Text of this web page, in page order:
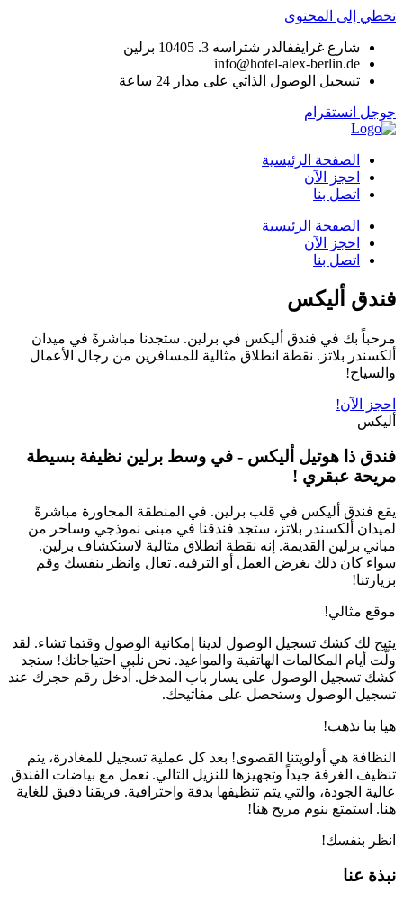
تخطي إلى المحتوى
شارع غرايففالدر شتراسه 3. 10405 برلين
info@hotel-alex-berlin.de
تسجيل الوصول الذاتي على مدار 24 ساعة
جوجل انستقرام
الصفحة الرئيسية
احجز الآن
اتصل بنا
الصفحة الرئيسية
احجز الآن
اتصل بنا
فندق أليكس
مرحباً بك في فندق أليكس في برلين. ستجدنا مباشرةً في ميدان
ألكسندر بلاتز. نقطة انطلاق مثالية للمسافرين من رجال الأعمال
والسياح!
احجز الآن!
أليكس
فندق ذا هوتيل أليكس - في وسط برلين نظيفة بسيطة
مريحة عبقري !
يقع فندق أليكس في قلب برلين. في المنطقة المجاورة مباشرةً
لميدان ألكسندر بلاتز، ستجد فندقنا في مبنى نموذجي وساحر من
مباني برلين القديمة. إنه نقطة انطلاق مثالية لاستكشاف برلين.
سواء كان ذلك بغرض العمل أو الترفيه. تعال وانظر بنفسك وقم
بزيارتنا!
موقع مثالي!
يتيح لك كشك تسجيل الوصول لدينا إمكانية الوصول وقتما تشاء. لقد
ولّت أيام المكالمات الهاتفية والمواعيد. نحن نلبي احتياجاتك! ستجد
كشك تسجيل الوصول على يسار باب المدخل. أدخل رقم حجزك عند
تسجيل الوصول وستحصل على مفاتيحك.
هيا بنا نذهب!
النظافة هي أولويتنا القصوى! بعد كل عملية تسجيل للمغادرة، يتم
تنظيف الغرفة جيداً وتجهيزها للنزيل التالي. نعمل مع بياضات الفندق
عالية الجودة، والتي يتم تنظيفها بدقة واحترافية. فريقنا دقيق للغاية
هنا. استمتع بنوم مريح هنا!
انظر بنفسك!
نبذة عنا